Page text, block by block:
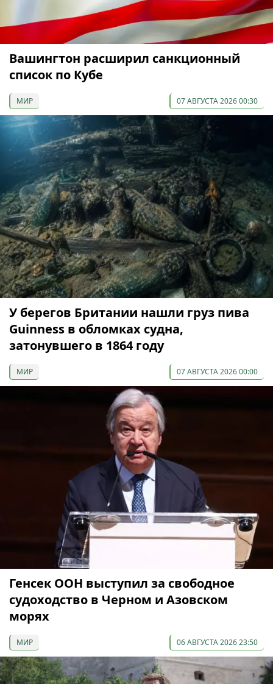
Вашингтон расширил санкционный
список по Кубе
МИР 07 АВГУСТА 2026 00:30
У берегов Британии нашли груз пива
Guinness в обломках судна,
затонувшего в 1864 году
МИР 07 АВГУСТА 2026 00:00
Генсек ООН выступил за свободное
судоходство в Черном и Азовском
морях
МИР 06 АВГУСТА 2026 23:50